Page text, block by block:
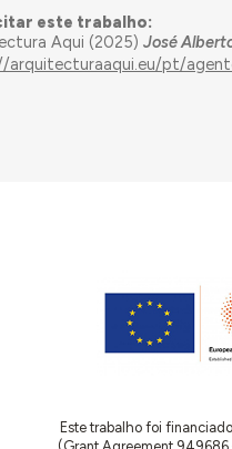
este trabalho:
Aqui (2025)José
arquitecturaaqui.eu/pt/
Este trabalho foi